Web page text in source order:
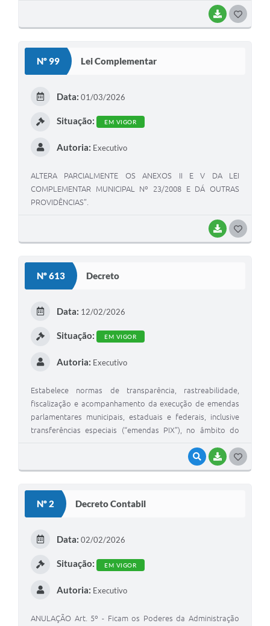
BAIXAR
Nº 99 Lei Complementar
BAIXAR
Data: 01/03/2026
Situação: EM VIGOR
Autoria: Executivo
ALTERA PARCIALMENTE OS ANEXOS II E V DA LEI
COMPLEMENTAR MUNICIPAL Nº 23/2008 E DÁ OUTRAS
PROVIDÊNCIAS”.
Nº 613 Decreto
VISUALIZAR
BAIXAR
Data: 12/02/2026
Situação: EM VIGOR
Autoria: Executivo
Estabelece normas de transparência, rastreabilidade,
fiscalização e acompanhamento da execução de emendas
parlamentares municipais, estaduais e federais, inclusive
transferências especiais (“emendas PIX”), no âmbito do
Nº 2 Decreto Contabil
Data: 02/02/2026
Situação: EM VIGOR
Autoria: Executivo
ANULAÇÃO Art. 5º - Ficam os Poderes da Administração